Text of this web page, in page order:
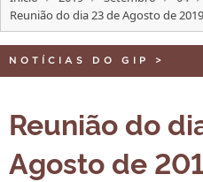
EDITAIS
TELEFONES
Reunião do dia 23 de Agosto de 2019
NOTÍCIAS DO GIP >
Reunião do
Agosto de